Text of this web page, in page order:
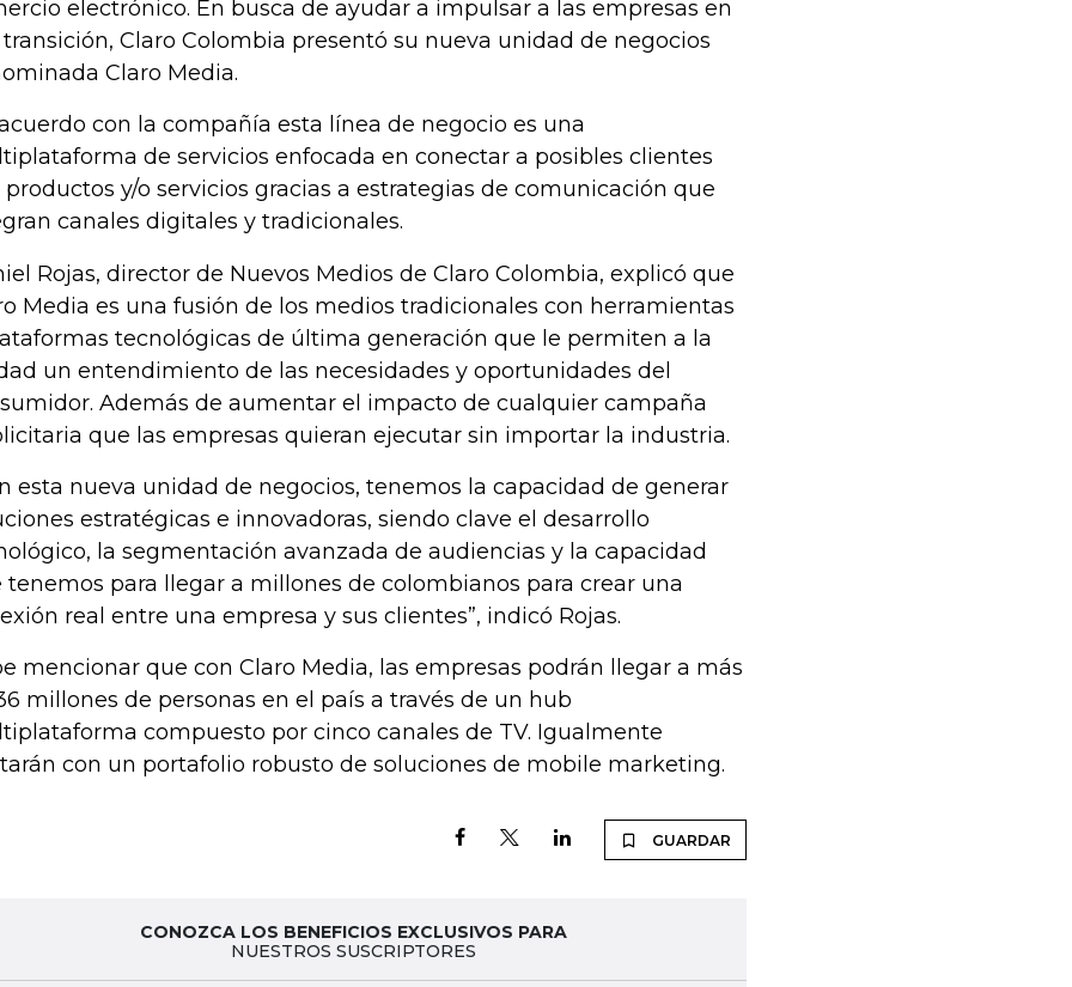
electrónico. En busca de ayudar a impulsar a las empresas en
transición, Claro Colombia presentó su nueva unidad de negocios
Claro Media.
con la compañía esta línea de negocio es una
de servicios enfocada en conectar a posibles clientes
productos y/o servicios gracias a estrategias de comunicación que
canales digitales y tradicionales.
Rojas, director de Nuevos Medios de Claro Colombia, explicó que
Media es una fusión de los medios tradicionales con herramientas
tecnológicas de última generación que le permiten a la
un entendimiento de las necesidades y oportunidades del
Además de aumentar el impacto de cualquier campaña
que las empresas quieran ejecutar sin importar la industria.
esta nueva unidad de negocios, tenemos la capacidad de generar
estratégicas e innovadoras, siendo clave el desarrollo
la segmentación avanzada de audiencias y la capacidad
tenemos para llegar a millones de colombianos para crear una
real entre una empresa y sus clientes”, indicó Rojas.
mencionar que con Claro Media, las empresas podrán llegar a más
millones de personas en el país a través de un hub
compuesto por cinco canales de TV. Igualmente
con un portafolio robusto de soluciones de mobile marketing.
GUARDAR
CONOZCA LOS BENEFICIOS EXCLUSIVOS PARA
NUESTROS SUSCRIPTORES